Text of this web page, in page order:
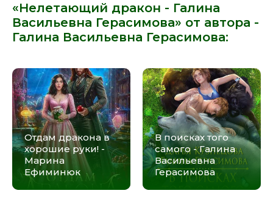
«Нелетающий дракон - Галина
Васильевна Герасимова» от автора -
Галина Васильевна Герасимова:
Отдам дракона в
хорошие руки! -
Марина
Ефиминюк
В поисках того
самого - Галина
Васильевна
Герасимова